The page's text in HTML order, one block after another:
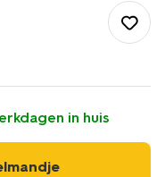
in huis